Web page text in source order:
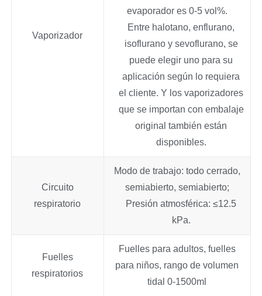
Vaporizador
evaporador es 0-5 vol%.
Entre halotano, enflurano,
isoflurano y sevoflurano, se
puede elegir uno para su
aplicación según lo requiera
el cliente. Y los vaporizadores
que se importan con embalaje
original también están
disponibles.
Circuito
respiratorio
Modo de trabajo: todo cerrado,
semiabierto, semiabierto;
Presión atmosférica: ≤12.5
kPa.
Fuelles
respiratorios
Fuelles para adultos, fuelles
para niños, rango de volumen
tidal 0-1500ml